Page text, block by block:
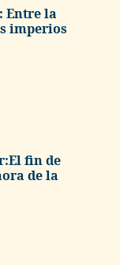
Entre la
imperios
fin de
de la